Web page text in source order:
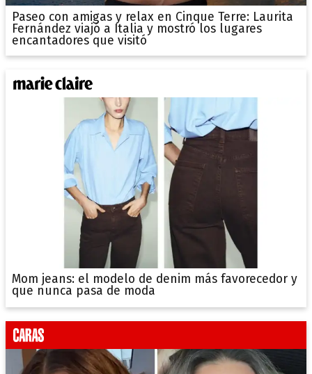
Paseo con amigas y relax en Cinque Terre: Laurita
Fernández viajó a Italia y mostró los lugares
encantadores que visitó
Mom jeans: el modelo de denim más favorecedor y
que nunca pasa de moda